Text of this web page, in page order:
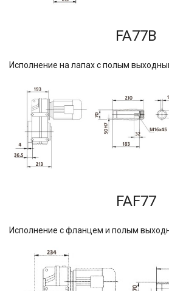
FA77B
Исполнение на лапах с полым
FAF77
Исполнение с фланцем и полым